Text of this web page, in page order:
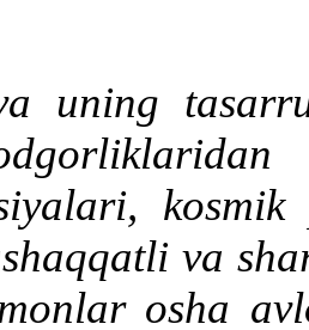
uning
va
osha